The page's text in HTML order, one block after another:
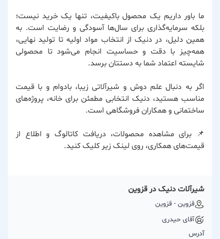
ما باور داریم یک محصول باکیفیت، تنها یک خرید نیست؛
بلکه سرمایه‌گذاری برای سال‌ها آسودگی و رضایت است. به
همین دلیل، در دنیک از انتخاب مواد اولیه تا تولید نهایی،
همه‌چیز با دقت و حساسیت انجام می‌شود تا محصولی
شایسته اعتماد شما به دستتان برسد.
اگر به دنبال علم دوش و شیرآلاتی زیبا، بادوام و با قیمت
مناسب هستید، دنیک انتخابی مطمئن برای خانه، پروژه‌های
ساختمانی و همکاران فروشگاهی است.
📌 برای مشاهده محصولات، دریافت کاتالوگ و اطلاع از
قیمت‌های همکاری، روی لینک زیر کلیک کنید.
شیرآلات دنیک در قزوین
قزوین - قزوین
آقای حیدری
آدرس